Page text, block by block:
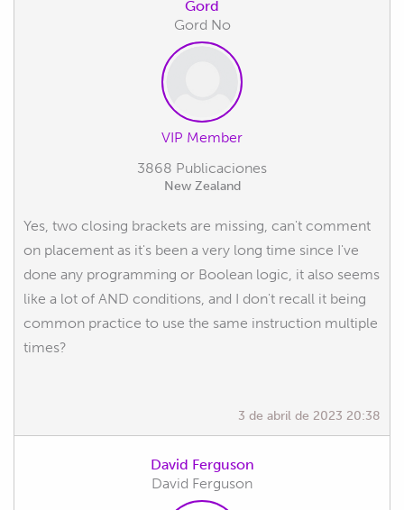
Gord
Gord No
VIP Member
3868 Publicaciones
New Zealand
Yes, two closing brackets are missing, can't comment
on placement as it's been a very long time since I've
done any programming or Boolean logic, it also seems
like a lot of AND conditions, and I don't recall it being
common practice to use the same instruction multiple
times?
3 de abril de 2023 20:38
David Ferguson
David Ferguson